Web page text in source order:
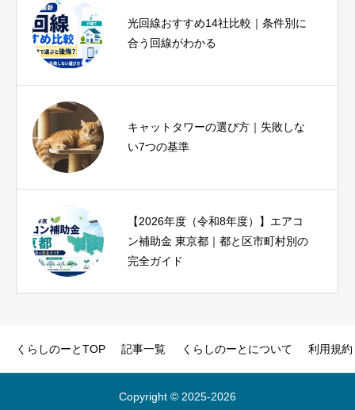
光回線おすすめ14社比較｜条件別に
合う回線がわかる
キャットタワーの選び方｜失敗しな
い7つの基準
【2026年度（令和8年度）】エアコ
ン補助金 東京都｜都と区市町村別の
完全ガイド
種類・費用・未経験から目指す方法
を解説
ユーザーが1分で結論を出せる診断つ
ピラティス資格おすすめ比較｜種
類・費用・期間と失敗しない選び方
くらしのーとTOP 記事一覧 くらしのーとについて 利用規約
Copyright © 2025‐2026